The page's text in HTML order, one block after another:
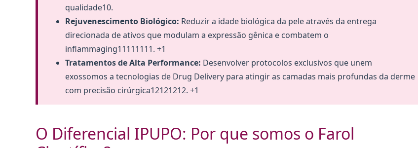
qualidade10.
Rejuvenescimento Biológico: Reduzir a idade biológica da pele através da entrega
direcionada de ativos que modulam a expressão gênica e combatem o
inflammaging11111111. +1
Tratamentos de Alta Performance: Desenvolver protocolos exclusivos que unem
exossomos a tecnologias de Drug Delivery para atingir as camadas mais profundas da derme
com precisão cirúrgica12121212. +1
O Diferencial IPUPO: Por que somos o Farol